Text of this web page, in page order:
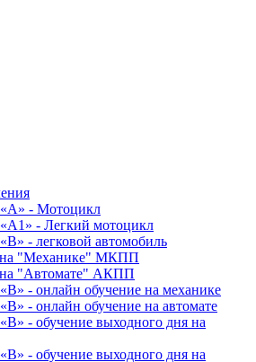
«А» - Мотоцикл
- Легкий мотоцикл
- легковой автомобиль
"Механике" МКПП
"Автомате" АКПП
- онлайн обучение на механике
- онлайн обучение на автомате
- обучение выходного дня на
- обучение выходного дня на